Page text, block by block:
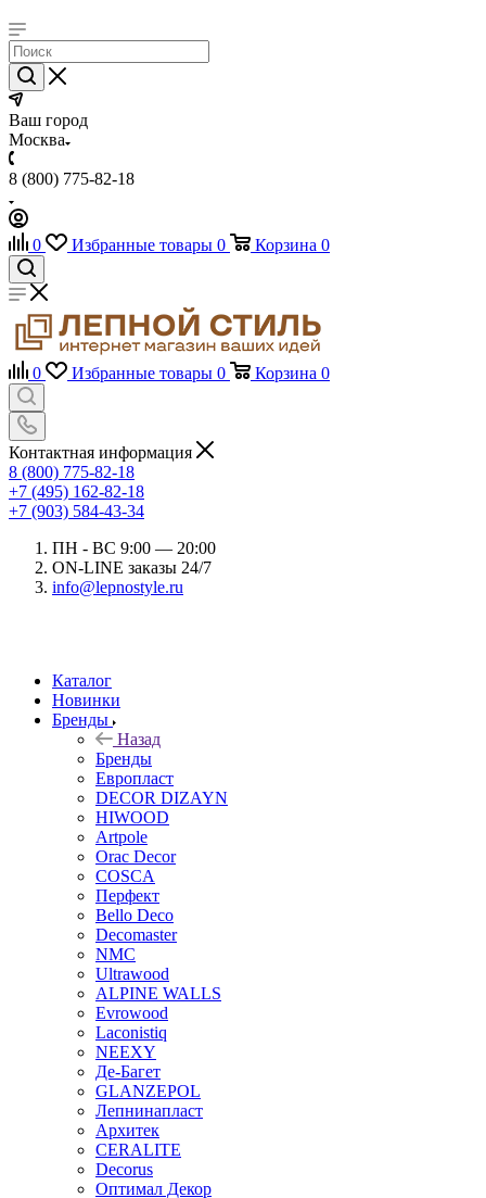
Ваш город
Москва
8 (800) 775-82-18
0 Избранные товары 0 Корзина 0
0 Избранные товары 0 Корзина 0
Контактная информация
8 (800) 775-82-18
+7 (495) 162-82-18
+7 (903) 584-43-34
ПН - ВС 9:00 — 20:00
ON-LINE заказы 24/7
info@lepnostyle.ru
Каталог
Новинки
Бренды
Назад
Бренды
Европласт
DECOR DIZAYN
HIWOOD
Artpole
Orac Decor
COSCA
Перфект
Bello Deco
Decomaster
NMС
Ultrawood
ALPINE WALLS
Evrowood
Laconistiq
NEEXY
Де-Багет
GLANZEPOL
Лепнинапласт
Архитек
CERALITE
Decorus
Оптимал Декор